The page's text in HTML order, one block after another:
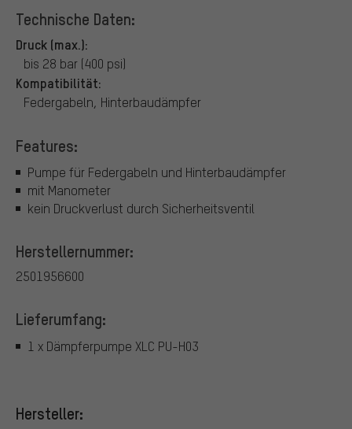
Technische Daten:
Druck (max.):
bis 28 bar (400 psi)
Kompatibilität:
Federgabeln, Hinterbaudämpfer
Features:
Pumpe für Federgabeln und Hinterbaudämpfer
mit Manometer
kein Druckverlust durch Sicherheitsventil
Herstellernummer:
2501956600
Lieferumfang:
1 x Dämpferpumpe XLC PU-H03
Hersteller: